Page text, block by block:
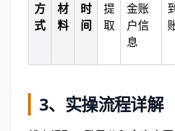
方
式
材
料
时
间
提
取
金账
户信
息
3、 实操流程详解